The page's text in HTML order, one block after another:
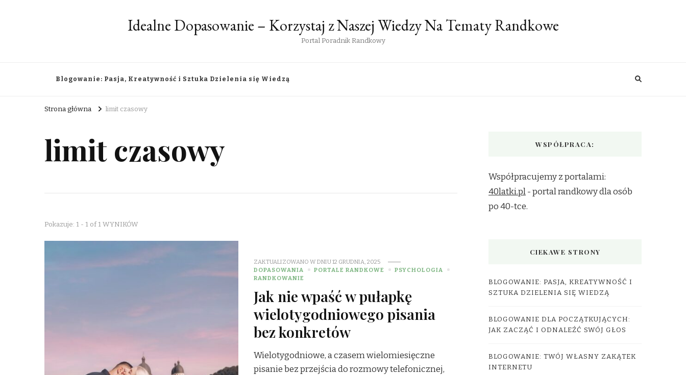
Idealne Dopasowanie – Korzystaj z Naszej Wiedzy Na Tematy Randkowe
Portal Poradnik Randkowy
Blogowanie: Pasja, Kreatywność i Sztuka Dzielenia się Wiedzą
Strona główna limit czasowy
limit czasowy
Pokazuje: 1 - 1 of 1 WYNIKÓW
ZAKTUALIZOWANO W DNIU12 GRUDNIA, 2025
DOPASOWANIA
PORTALE RANDKOWE
PSYCHOLOGIA
RANDKOWANIE
Jak nie wpaść w pułapkę
wielotygodniowego pisania
bez konkretów
Wielotygodniowe, a czasem wielomiesięczne
pisanie bez przejścia do rozmowy telefonicznej,
WSPÓŁPRACA:
Współpracujemy z portalami:
40latki.pl- portal randkowy dla osób
po 40-tce.
CIEKAWE STRONY
BLOGOWANIE: PASJA, KREATYWNOŚĆ I
SZTUKA DZIELENIA SIĘ WIEDZĄ
BLOGOWANIE DLA POCZĄTKUJĄCYCH:
JAK ZACZĄĆ I ODNALEŹĆ SWÓJ GŁOS
BLOGOWANIE: TWÓJ WŁASNY ZAKĄTEK
INTERNETU